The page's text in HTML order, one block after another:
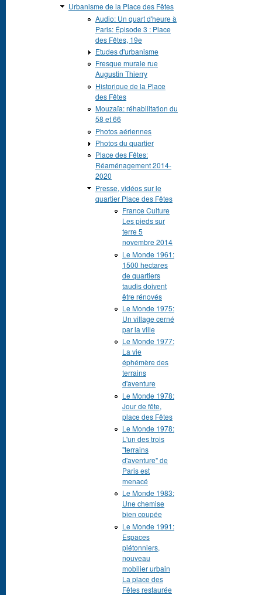
Urbanisme de la Place des Fêtes
Audio: Un quart d'heure à
Paris: Épisode 3 : Place
des Fêtes, 19e
Etudes d'urbanisme
Fresque murale rue
Augustin Thierry
Historique de la Place
des Fêtes
Mouzaïa: réhabilitation du
58 et 66
Photos aériennes
Photos du quartier
Place des Fêtes:
Réaménagement 2014-
2020
Presse, vidéos sur le
quartier Place des Fêtes
France Culture
Les pieds sur
terre 5
novembre 2014
Le Monde 1961:
1500 hectares
de quartiers
taudis doivent
être rénovés
Le Monde 1975:
Un village cerné
par la ville
Le Monde 1977:
La vie
éphémère des
terrains
d'aventure
Le Monde 1978:
Jour de fête,
place des Fêtes
Le Monde 1978:
L'un des trois
"terrains
d'aventure" de
Paris est
menacé
Le Monde 1983:
Une chemise
bien coupée
Le Monde 1991:
Espaces
piétonniers,
nouveau
mobilier urbain
La place des
Fêtes restaurée